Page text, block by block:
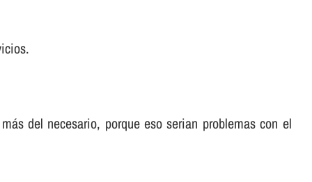
del necesario, porque eso serian problemas con el